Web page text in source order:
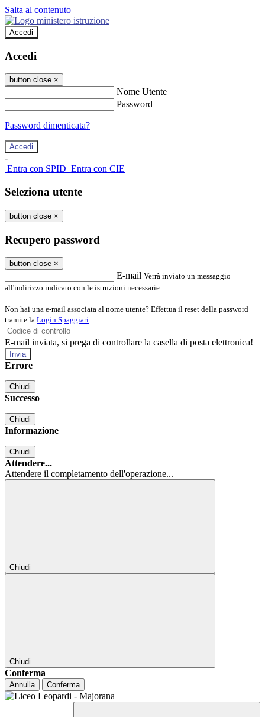
Salta al contenuto
Accedi
Accedi
button close ×
Nome Utente
Password
Password dimenticata?
-
Entra con SPID Entra con CIE
Seleziona utente
button close ×
Recupero password
button close ×
E-mail Verrà inviato un messaggio
all'indirizzo indicato con le istruzioni necessarie.
Non hai una e-mail associata al nome utente? Effettua il reset della password
tramite la Login Spaggiari
E-mail inviata, si prega di controllare la casella di posta elettronica!
Errore
Chiudi
Successo
Chiudi
Informazione
Chiudi
Attendere...
Attendere il completamento dell'operazione...
Chiudi
Chiudi
Conferma
Annulla Conferma